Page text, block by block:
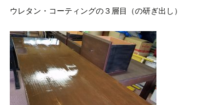
ウレタン・コーティングの３層目（の研ぎ出し）